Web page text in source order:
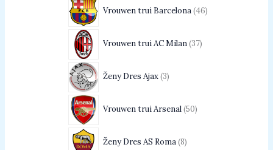
Vrouwen trui Barcelona 46
Vrouwen trui AC Milan 37
Ženy Dres Ajax 3
Vrouwen trui Arsenal 50
Ženy Dres AS Roma 8